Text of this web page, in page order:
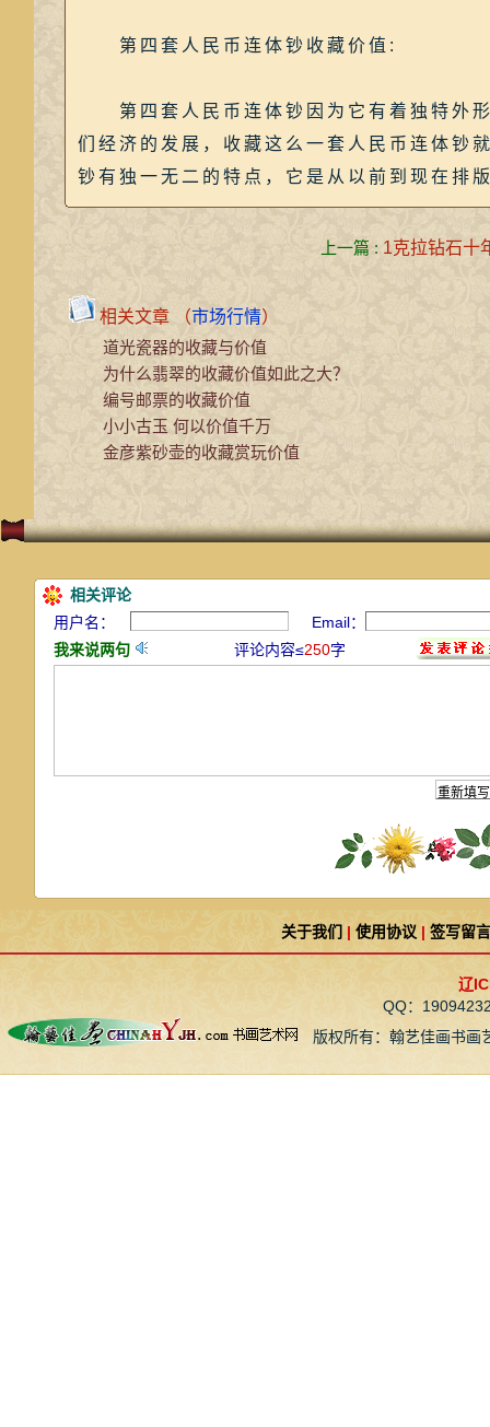
第四套人民币连体钞收藏价值:
第四套人民币连体钞因为它有着独特外形
们经济的发展，收藏这么一套人民币连体钞
钞有独一无二的特点，它是从以前到现在排
上一篇 : 1克拉钻石十
相关文章 （市场行情）
道光瓷器的收藏与价值
为什么翡翠的收藏价值如此之大？
编号邮票的收藏价值
小小古玉 何以价值千万
金彦紫砂壶的收藏赏玩价值
相关评论
用户名：
Email：
我来说两句
评论内容≤250字
关于我们 | 使用协议 | 签写留言
辽
QQ：
版权所有：翰艺佳画书